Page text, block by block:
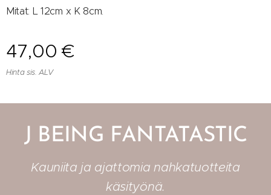
Mitat: L 12cm x K 8cm.
47,00 €
Hinta sis. ALV
J BEING FANTATASTIC
Kauniita ja ajattomia nahkatuotteita
käsityönä.